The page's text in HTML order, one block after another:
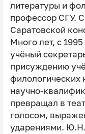
литературы и
профессор СГУ.
Саратовской
Много лет, с
учёный
присуждению
филологических
научно-
превращал в
голосом,
ударениями. Ю.Н.